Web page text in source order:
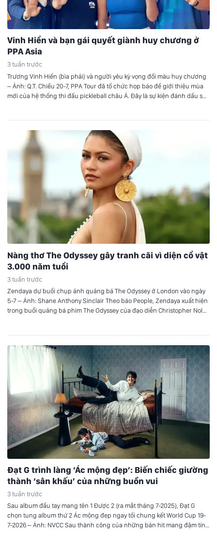
Vinh Hiển và bạn gái quyết giành huy chương ở
PPA Asia
3 tuần trước
Trương Vinh Hiển (bìa phải) và người yêu kỳ vọng đổi màu huy chương
– Ảnh: Q.T. Chiều 20-7, PPA Tour đã tổ chức họp báo để giới thiệu mùa
mới của hệ thống thi đấu pickleball châu Á. Đây là sự kiện đánh dấu sự
Nàng thơ The Odyssey gây tranh cãi vì diện cổ vật
3.000 năm tuổi
3 tuần trước
Zendaya dự buổi chụp ảnh quảng bá The Odyssey ở London vào ngày
5-7 – Ảnh: Shane Anthony Sinclair Theo báo People, Zendaya xuất hiện
trong buổi quảng bá phim The Odyssey của đạo diễn Christopher Nolan
Đạt G trình làng ‘Ác mộng đẹp’: Biến chiếc giường
thành ‘sân khấu’ của những buồn vui
3 tuần trước
Sau album đầu tay mang tên 1 Được 2 (ra mắt tháng 7-2025), Đạt G
chọn tung album thứ 2 Ác mộng đẹp ngay tối chung kết World Cup 19-
7-2026 – Ảnh: NVCC Sau thành công của những bản hit mang đậm tính